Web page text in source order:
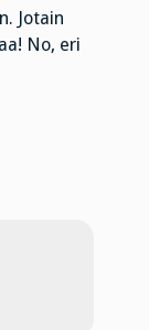
Jotain
No, eri